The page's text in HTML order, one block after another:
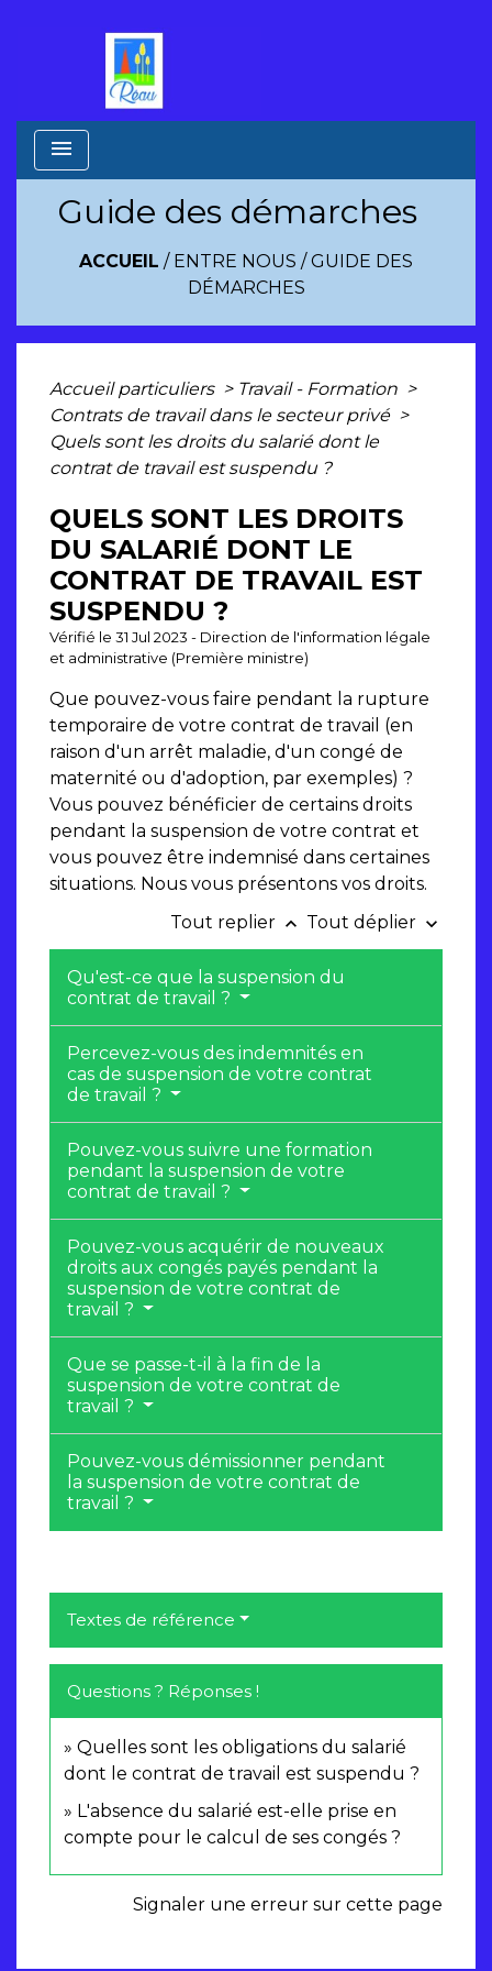
menu
Guide des démarches
ACCUEIL / ENTRE NOUS /GUIDE DES
DÉMARCHES
Accueil particuliers > Travail - Formation >
Contrats de travail dans le secteur privé >
Quels sont les droits du salarié dont le
contrat de travail est suspendu ?
QUELS SONT LES DROITS
DU SALARIÉ DONT LE
CONTRAT DE TRAVAIL EST
SUSPENDU ?
Vérifié le 31 Jul 2023 - Direction de l'information légale
et administrative (Première ministre)
Que pouvez-vous faire pendant la rupture
temporaire de votre contrat de travail (en
raison d'un arrêt maladie, d'un congé de
maternité ou d'adoption, par exemples) ?
Vous pouvez bénéficier de certains droits
pendant la suspension de votre contrat et
vous pouvez être indemnisé dans certaines
situations. Nous vous présentons vos droits.
Tout replier keyboard_arrow_up Tout déplier keyboard_arrow_down
Qu'est-ce que la suspension du
contrat de travail ?
Percevez-vous des indemnités en
cas de suspension de votre contrat
de travail ?
Pouvez-vous suivre une formation
pendant la suspension de votre
contrat de travail ?
Pouvez-vous acquérir de nouveaux
droits aux congés payés pendant la
suspension de votre contrat de
travail ?
Que se passe-t-il à la fin de la
suspension de votre contrat de
travail ?
Pouvez-vous démissionner pendant
la suspension de votre contrat de
travail ?
Textes de référence
Questions ? Réponses !
Quelles sont les obligations du salarié
dont le contrat de travail est suspendu ?
L'absence du salarié est-elle prise en
compte pour le calcul de ses congés ?
Signaler une erreur sur cette page